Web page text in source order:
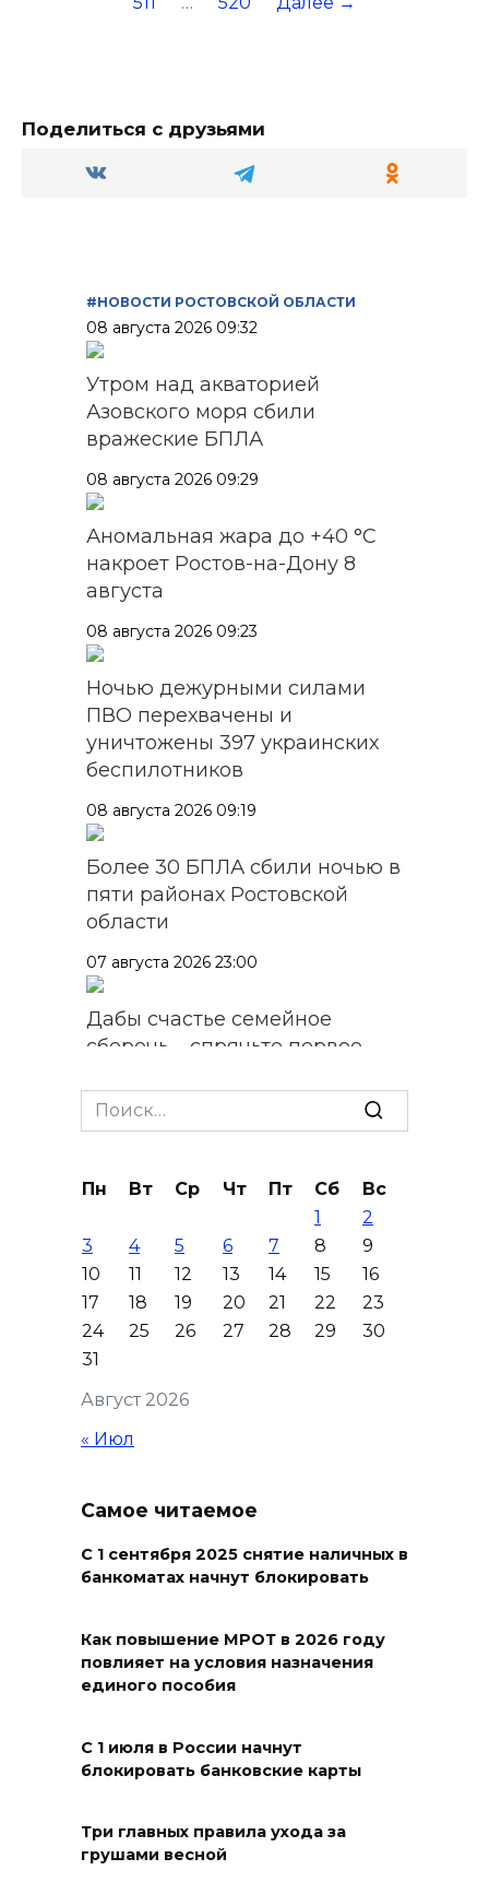
Поделиться с друзьями
#НОВОСТИ РОСТОВСКОЙ ОБЛАСТИ
08 августа 2026 09:32
Утром над акваторией
Азовского моря сбили
вражеские БПЛА
08 августа 2026 09:29
Аномальная жара до +40 °C
накроет Ростов-на-Дону 8
августа
08 августа 2026 09:23
Ночью дежурными силами
ПВО перехвачены и
уничтожены 397 украинских
беспилотников
08 августа 2026 09:19
Более 30 БПЛА сбили ночью в
пяти районах Ростовской
области
07 августа 2026 23:00
Дабы счастье семейное
сберечь – спрячьте первое
на 8 августа
В Железнодорожном районе
Ростова-на-Дону на сутки
отключат воду из-за
капремонта сетей
07 августа 2026 20:32
осквернивших стелу
«Освободителям Ростова»
Ростовской области призвала
водителей быть осторожными
07 августа 2026 19:39
отметят День физкультурника
В Таганроге из-за аварии
Search
for:
Август 2026
Пн Вт Ср Чт Пт Сб
Вс
1
2
3
4 5 6 7 8
9
10
11 12 13 14 15
16
17
18 19 20 21 22
23
24
25 26 27 28 29
30
31
« Июл
Самое читаемое
С 1 сентября 2025 снятие наличных в
банкоматах начнут блокировать
Как повышение МРОТ в 2026 году
повлияет на условия назначения
единого пособия
С 1 июля в России начнут
блокировать банковские карты
Три главных правила ухода за
грушами весной